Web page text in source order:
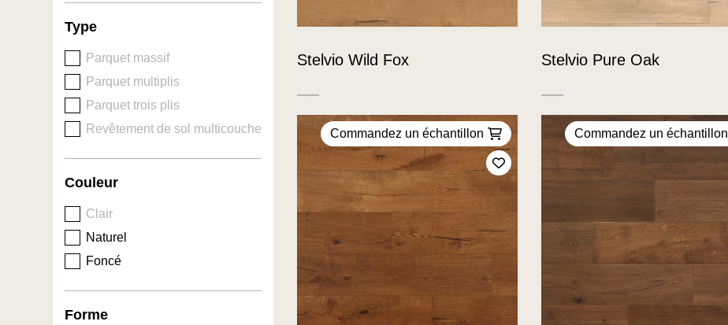
Type
Parquet massif
Parquet multiplis
Parquet trois plis
Revêtement de sol multicouche
Couleur
Clair
Naturel
Foncé
Forme
Stelvio Wild Fox Stelvio Pure Oak
Commandez un échantillon
Ajoutez à mes favoris
Commandez un échantillon